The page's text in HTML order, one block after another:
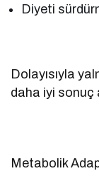
Diyeti
Dolayısıyla
daha iyi sonuç
Metabolik